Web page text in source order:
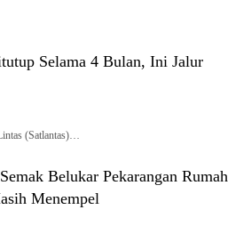
Selama 4 Bulan, Ini Jalur
(Satlantas)…
Belukar Pekarangan Rumah
Menempel